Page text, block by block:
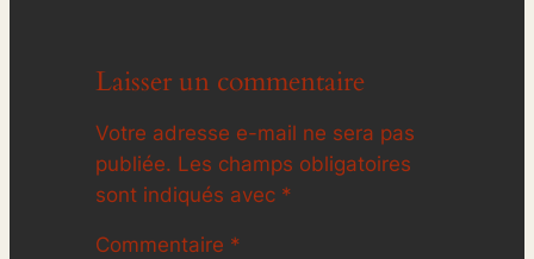
Laisser un commentaire
Votre adresse e-mail ne sera pas
publiée. Les champs obligatoires
sont indiqués avec *
Commentaire *